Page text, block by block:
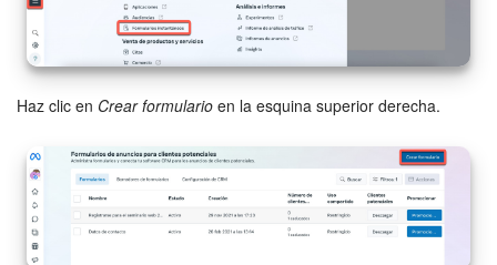
Sales center
CRM Analytics
BI Builder
Bitrix24 Market
Haz clic en Crear formulario en la esquina superior derecha.